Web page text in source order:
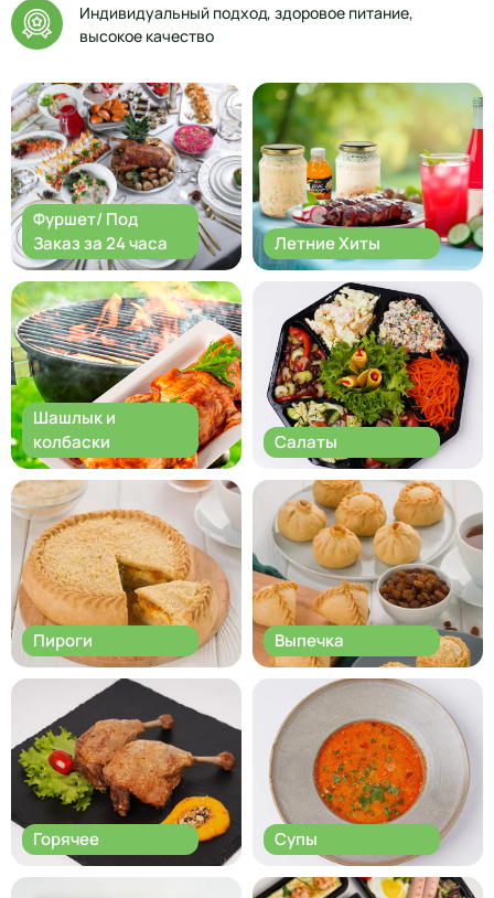
Индивидуальный подход, здоровое питание,
высокое качество
Фуршет/ Под
Заказ за 24 часа
Летние Хиты
Шашлык и
колбаски
Салаты
Пироги Выпечка
Горячее Супы